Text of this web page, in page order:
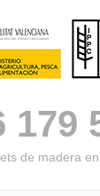
179
de madera